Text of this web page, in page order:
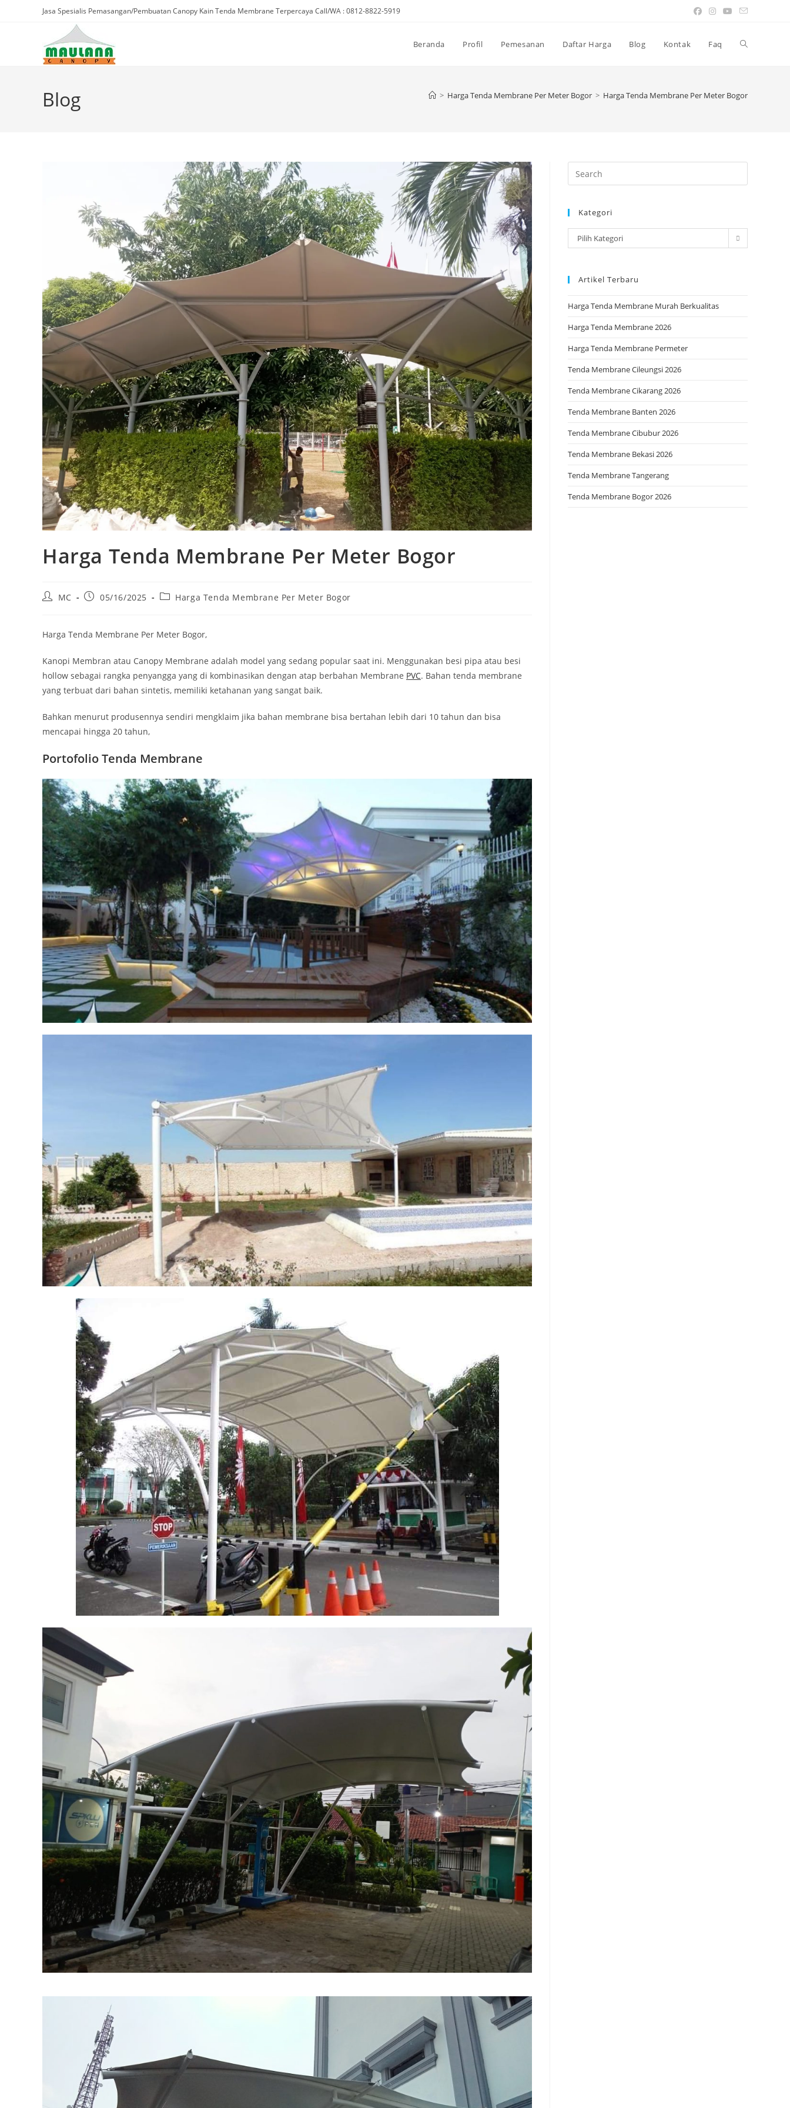
Jasa Spesialis Pemasangan/Pembuatan Canopy Kain Tenda Membrane Terpercaya Call/WA : 0812-8822-5919
Beranda Profil Pemesanan Daftar Harga Blog Kontak Faq Toggle
Blog > Harga Tenda Membrane Per Meter Bogor > Harga Tenda Membrane Per Meter Bogor
Harga Tenda Membrane Per Meter Bogor
PostMC
Post05/16/2025
PostHarga Tenda Membrane Per Meter Bogor
Harga Tenda Membrane Per Meter Bogor,
Kanopi Membran atau Canopy Membrane adalah model yang sedang popular saat ini. Menggunakan besi pipa atau besi
hollow sebagai rangka penyangga yang di kombinasikan dengan atap berbahan Membrane PVC. Bahan tenda membrane
yang terbuat dari bahan sintetis, memiliki ketahanan yang sangat baik.
Bahkan menurut produsennya sendiri mengklaim jika bahan membrane bisa bertahan lebih dari 10 tahun dan bisa
mencapai hingga 20 tahun,
Portofolio Tenda Membrane
Escape
the
Kategori
Kategori
Pilih Kategori
Artikel Terbaru
Harga Tenda Membrane Murah Berkualitas
Harga Tenda Membrane 2026
Harga Tenda Membrane Permeter
Tenda Membrane Cileungsi 2026
Tenda Membrane Cikarang 2026
Tenda Membrane Banten 2026
Tenda Membrane Cibubur 2026
Tenda Membrane Bekasi 2026
Tenda Membrane Tangerang
Tenda Membrane Bogor 2026